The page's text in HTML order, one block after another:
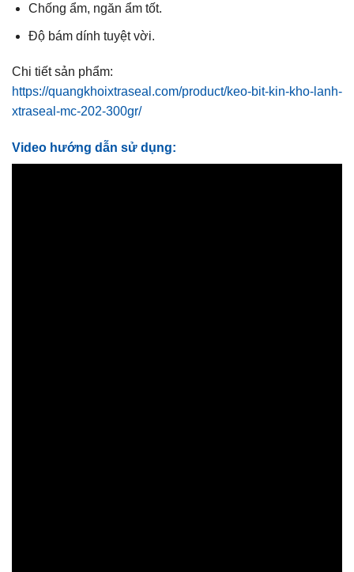
Chống ẩm, ngăn ẩm tốt.
Độ bám dính tuyệt vời.
Chi tiết sản phẩm:
https://quangkhoixtraseal.com/product/keo-bit-kin-kho-lanh-
xtraseal-mc-202-300gr/
Video hướng dẫn sử dụng: